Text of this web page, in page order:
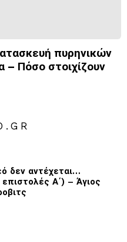
πυρηνικών
– Πόσο στοιχίζουν
δεν αντέχεται…
Α΄) – Άγιος